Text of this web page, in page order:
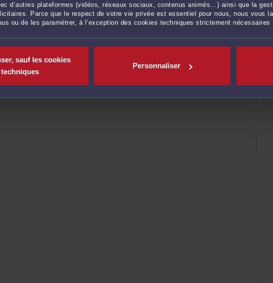
d’autres plateformes (vidéos, réseaux sociaux, contenus animés…) ainsi que la
Parce que le respect de votre vie privée est essentiel pour nous, nous vous
ou de les paramétrer, à l’exception des cookies techniques strictement nécessaires
sauf les cookies
techniques
Personnaliser